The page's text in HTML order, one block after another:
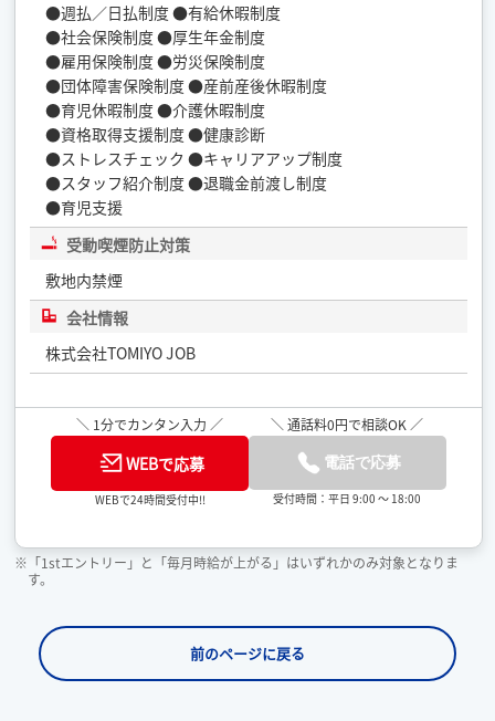
●週払／日払制度 ●有給休暇制度
●社会保険制度 ●厚生年金制度
●雇用保険制度 ●労災保険制度
●団体障害保険制度 ●産前産後休暇制度
●育児休暇制度 ●介護休暇制度
●資格取得支援制度 ●健康診断
●ストレスチェック ●キャリアアップ制度
●スタッフ紹介制度 ●退職金前渡し制度
●育児支援
受動喫煙防止対策
敷地内禁煙
会社情報
株式会社TOMIYO JOB
＼ 1分でカンタン入力 ／
WEBで応募
WEBで24時間受付中!!
＼ 通話料0円で相談OK ／
電話で応募
受付時間：平日 9:00 ～ 18:00
※「1stエントリー」と「毎月時給が上がる」はいずれかのみ対象となりま
す。
前のページに戻る